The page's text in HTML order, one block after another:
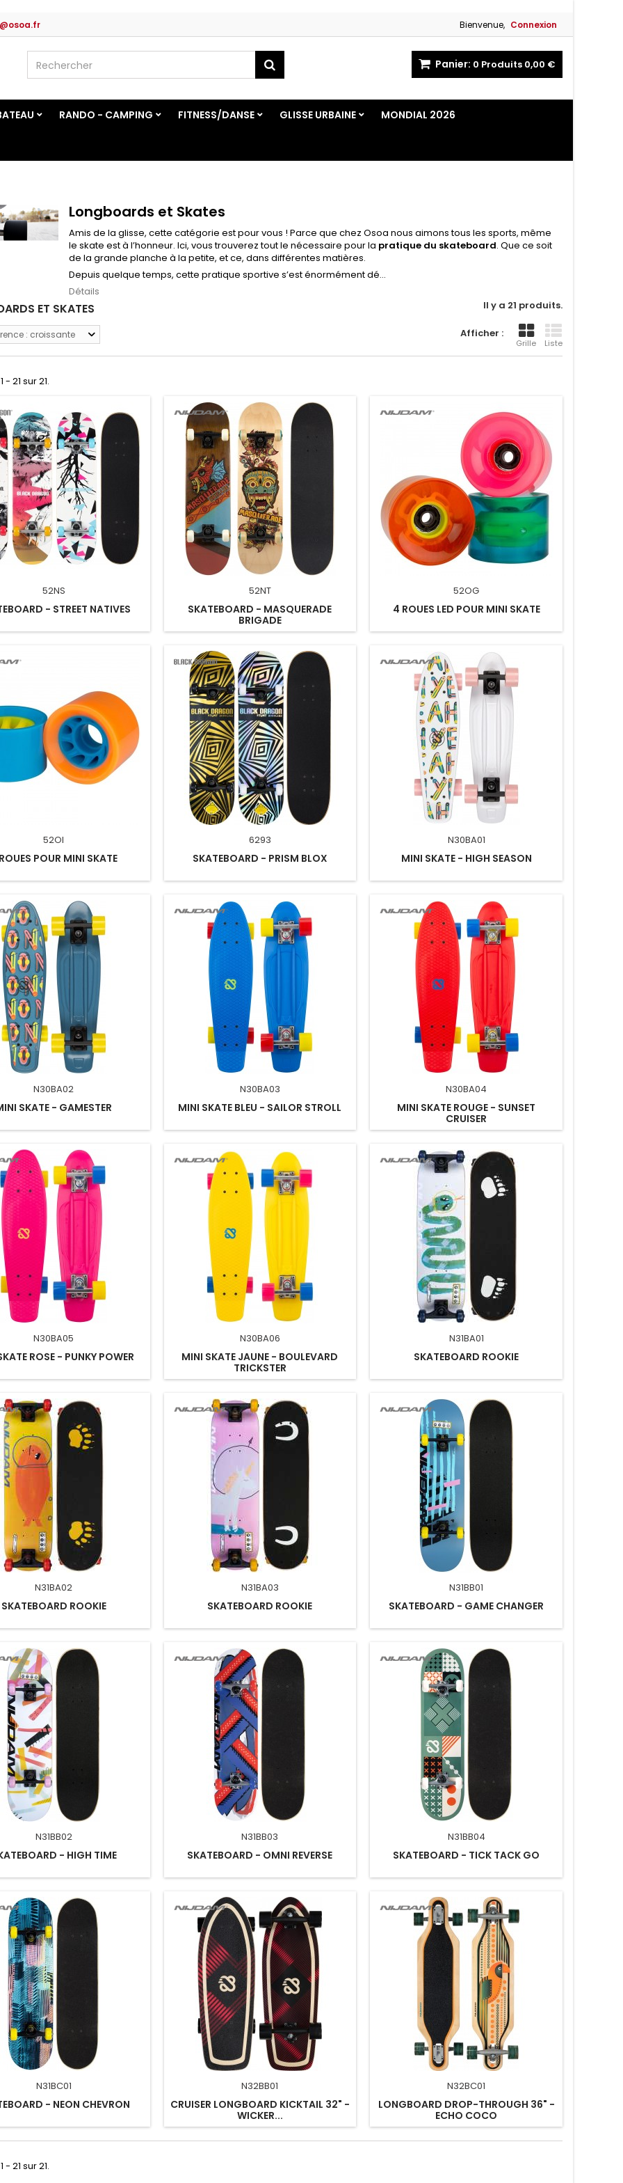
Bienvenue, Connexion
Panier: 0 Produits 0,00 €
RANDO - CAMPING FITNESS/DANSE GLISSE URBAINE MONDIAL 2026
Longboards et Skates
Amis de la glisse, cette catégorie est pour vous ! Parce que chez Osoa nous aimons tous les sports, même
le skate est à l’honneur. Ici, vous trouverez tout le nécessaire pour la pratique du skateboard. Que ce soit
de la grande planche à la petite, et ce, dans différentes matières.
Depuis quelque temps, cette pratique sportive s’est énormément dé...
Détails
ET SKATES Il y a 21 produits.
Afficher :
Grille Liste
: croissante
- 21 sur 21.
52NS
- STREET NATIVES
52NT
SKATEBOARD - MASQUERADE
BRIGADE
52OG
4 ROUES LED POUR MINI SKATE
52OI
POUR MINI SKATE
6293
SKATEBOARD - PRISM BLOX
N30BA01
MINI SKATE - HIGH SEASON
N30BA02
SKATE - GAMESTER
N30BA03
MINI SKATE BLEU - SAILOR STROLL
N30BA04
MINI SKATE ROUGE - SUNSET
CRUISER
N30BA05
ROSE - PUNKY POWER
N30BA06
MINI SKATE JAUNE - BOULEVARD
TRICKSTER
N31BA01
SKATEBOARD ROOKIE
N31BA02
SKATEBOARD ROOKIE
N31BA03
SKATEBOARD ROOKIE
N31BB01
SKATEBOARD - GAME CHANGER
N31BB02
- HIGH TIME
N31BB03
SKATEBOARD - OMNI REVERSE
N31BB04
SKATEBOARD - TICK TACK GO
N31BC01
- NEON CHEVRON
N32BB01
CRUISER LONGBOARD KICKTAIL 32" -
WICKER...
N32BC01
LONGBOARD DROP-THROUGH 36" -
ECHO COCO
- 21 sur 21.